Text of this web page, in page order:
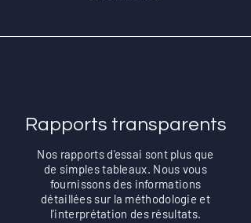
Rapports transparents
Nos rapports d'essai sont plus que
de simples tableaux. Nous vous
fournissons des informations
détaillées sur la méthodologie et
l'interprétation des résultats.